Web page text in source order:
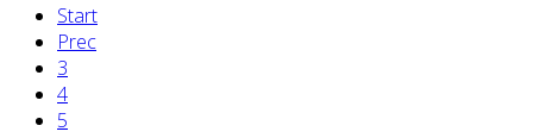
Start
Prec
3
4
5